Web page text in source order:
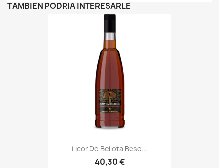
TAMBIÉN PODRÍA INTERESARLE
Licor De Bellota Beso...
40,30 €